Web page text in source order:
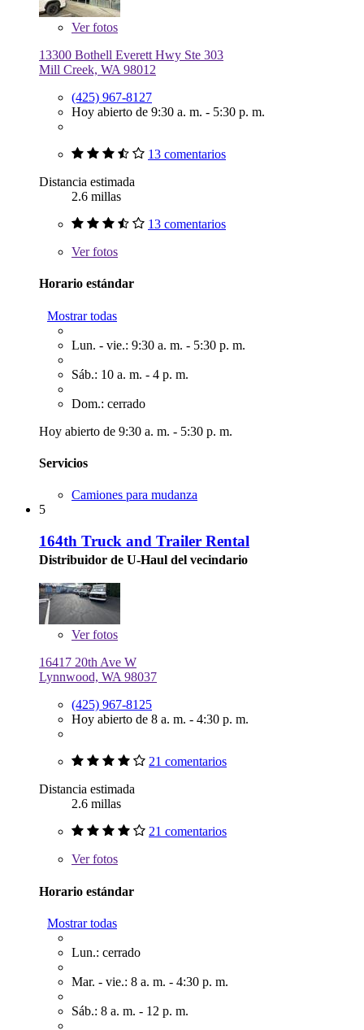
Verfotos
13300 Bothell Everett Hwy Ste 303
Mill Creek, WA 98012
(425) 967-8127
Hoy abierto de 9:30 a. m. - 5:30 p. m.
13 comentarios
Distancia estimada
2.6 millas
13 comentarios
Verfotos
Horario estándar
Mostrar todas
Lun. - vie.: 9:30 a. m. - 5:30 p. m.
Sáb.: 10 a. m. - 4 p. m.
Dom.: cerrado
Hoy abierto de 9:30 a. m. - 5:30 p. m.
Servicios
Camiones para mudanza
5
164th Truck and Trailer Rental
Distribuidor de U-Haul del vecindario
Verfotos
16417 20th Ave W
Lynnwood, WA 98037
(425) 967-8125
Hoy abierto de 8 a. m. - 4:30 p. m.
21 comentarios
Distancia estimada
2.6 millas
21 comentarios
Verfotos
Horario estándar
Mostrar todas
Lun.: cerrado
Mar. - vie.: 8 a. m. - 4:30 p. m.
Sáb.: 8 a. m. - 12 p. m.